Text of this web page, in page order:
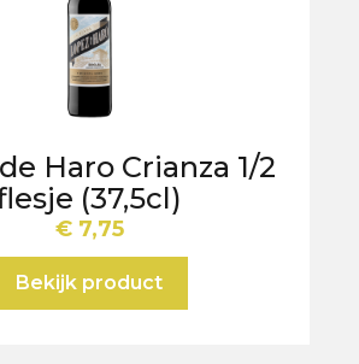
Haro Crianza 1/2
(37,5cl)
€7,75
Bekijk product